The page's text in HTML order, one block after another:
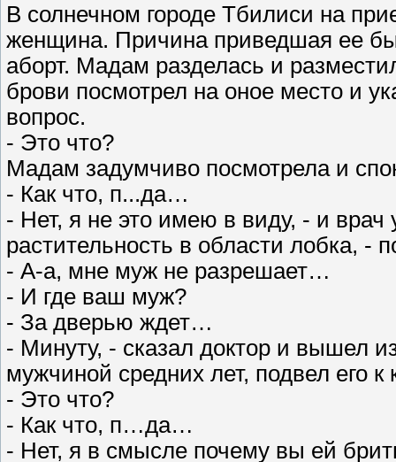
В солнечном городе Тбилиси на
женщина. Причина приведшая ее
аборт. Мадам разделась и
брови посмотрел на оное место и
вопрос.
- Это что?
Мадам задумчиво посмотрела и
- Как что, п...да…
- Нет, я не это имею в виду, - и врач
растительность в области лобка, -
- А-а, мне муж не разрешает…
- И где ваш муж?
- За дверью ждет…
- Минуту, - сказал доктор и вышел
мужчиной средних лет, подвел его
- Это что?
- Как что, п…да…
- Нет, я в смысле почему вы ей